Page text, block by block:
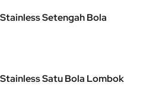
Setengah Bola
Satu Bola Lombok